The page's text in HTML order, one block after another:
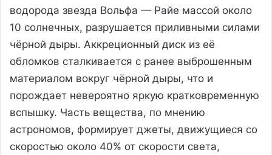
водорода звезда Вольфа — Райе массой около
10 солнечных, разрушается приливными силами
чёрной дыры. Аккреционный диск из её
обломков сталкивается с ранее выброшенным
материалом вокруг чёрной дыры, что и
порождает невероятно яркую кратковременную
вспышку. Часть вещества, по мнению
астрономов, формирует джеты, движущиеся со
скоростью около 40% от скорости света,